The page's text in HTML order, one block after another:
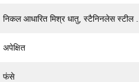
निकल आधारित मिश्र धातु, स्टैनिनलेस स्टील ...
अपेक्षित
फंसे